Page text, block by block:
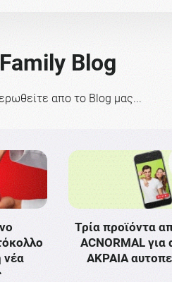
Family Blog
απο το Blog μας...
νέα
Τρία προϊόντα
ACNORMAL για
ΑΚΡΑΙΑ